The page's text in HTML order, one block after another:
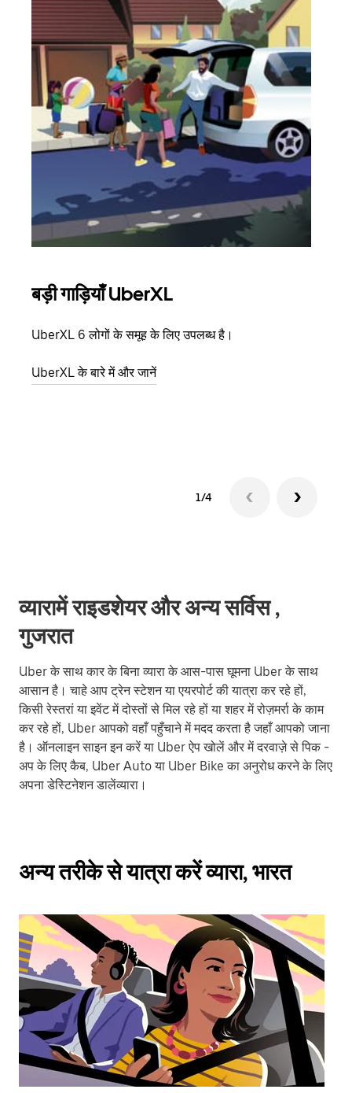
बड़ी गाड़ियाँ UberXL
UberXL 6 लोगों के समूह के लिए उपलब्ध है।
UberXL के बारे में और जानें
1/4
व्यारामें राइडशेयर और अन्य सर्विस ,
गुजरात
Uber के साथ कार के बिना व्यारा के आस-पास घूमना Uber के साथ
आसान है। चाहे आप ट्रेन स्टेशन या एयरपोर्ट की यात्रा कर रहे हों,
किसी रेस्तरां या इवेंट में दोस्तों से मिल रहे हों या शहर में रोज़मर्रा के काम
कर रहे हों, Uber आपको वहाँ पहुँचाने में मदद करता है जहाँ आपको जाना
है। ऑनलाइन साइन इन करें या Uber ऐप खोलें और में दरवाज़े से पिक -
अप के लिए कैब, Uber Auto या Uber Bike का अनुरोध करने के लिए
अपना डेस्टिनेशन डालेंव्यारा।
अन्य तरीके से यात्रा करें व्यारा, भारत